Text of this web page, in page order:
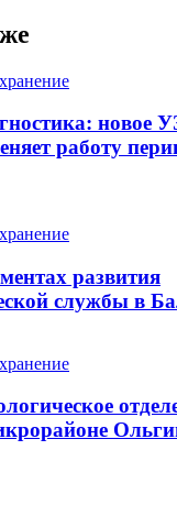
новое
работу
развития
службы в